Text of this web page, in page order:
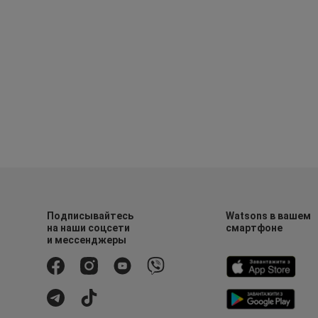
Подписывайтесь
на наши соцсети
и мессенджеры
Watsons в вашем
смартфоне